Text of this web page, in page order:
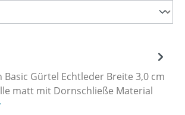
Gürtel Echtleder Breite 3,0 cm
matt mit Dornschließe Material